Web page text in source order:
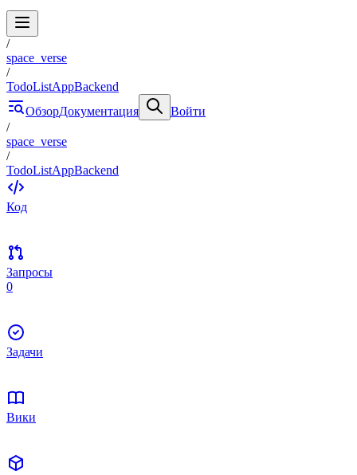
/
space_verse
/
TodoListAppBackend
ОбзорДокументация
Войти
/
space_verse
/
TodoListAppBackend
Код
Запросы
0
Задачи
Вики